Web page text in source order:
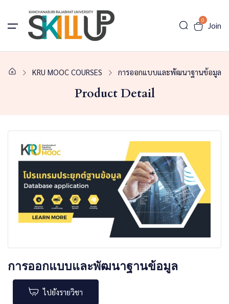
0
Join
KRU MOOC COURSES การออกแบบและพัฒนาฐานข้อมูล
Product Detail
การออกแบบและพัฒนาฐานข้อมูล
ไปยังรายวิชา